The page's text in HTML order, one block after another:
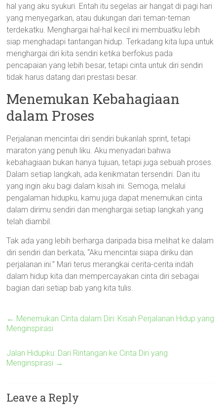
hal yang aku syukuri. Entah itu segelas air hangat di pagi hari
yang menyegarkan, atau dukungan dari teman-teman
terdekatku. Menghargai hal-hal kecil ini membuatku lebih
siap menghadapi tantangan hidup. Terkadang kita lupa untuk
menghargai diri kita sendiri ketika berfokus pada
pencapaian yang lebih besar, tetapi cinta untuk diri sendiri
tidak harus datang dari prestasi besar.
Menemukan Kebahagiaan
dalam Proses
Perjalanan mencintai diri sendiri bukanlah sprint, tetapi
maraton yang penuh liku. Aku menyadari bahwa
kebahagiaan bukan hanya tujuan, tetapi juga sebuah proses.
Dalam setiap langkah, ada kenikmatan tersendiri. Dan itu
yang ingin aku bagi dalam kisah ini. Semoga, melalui
pengalaman hidupku, kamu juga dapat menemukan cinta
dalam dirimu sendiri dan menghargai setiap langkah yang
telah diambil.
Tak ada yang lebih berharga daripada bisa melihat ke dalam
diri sendiri dan berkata, “Aku mencintai siapa diriku dan
perjalanan ini.” Mari terus merangkai cerita-cerita indah
dalam hidup kita dan mempercayakan cinta diri sebagai
bagian dari setiap bab yang kita tulis.
← Menemukan Cinta dalam Diri: Kisah Perjalanan Hidup yang
Menginspirasi
Jalan Hidupku: Dari Rintangan ke Cinta Diri yang
Menginspirasi →
Leave a Reply